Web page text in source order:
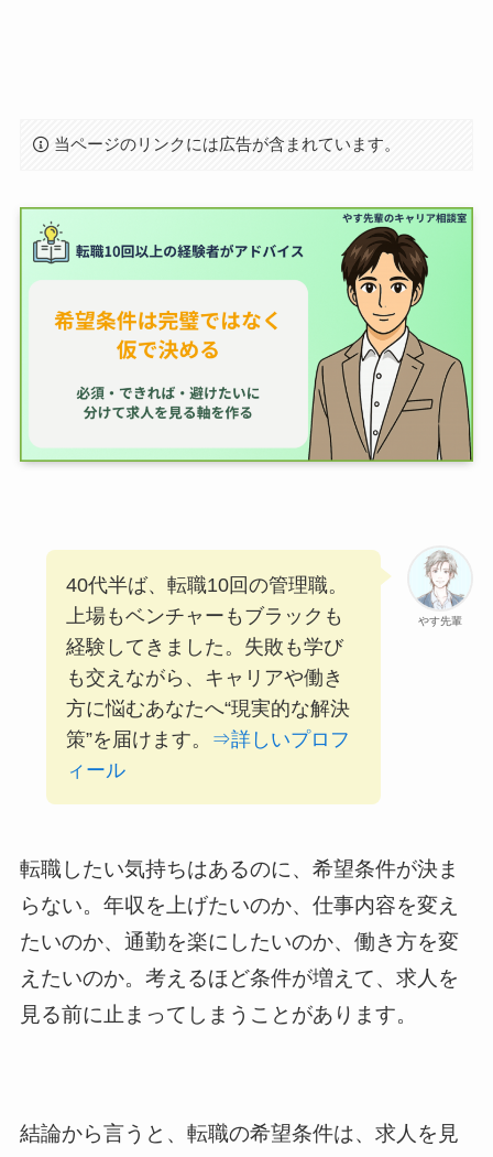
当ページのリンクには広告が含まれています。
やす先輩
40代半ば、転職10回の管理職。
上場もベンチャーもブラックも
経験してきました。失敗も学び
も交えながら、キャリアや働き
方に悩むあなたへ“現実的な解決
策”を届けます。
⇒詳しいプロフ
ィール
転職したい気持ちはあるのに、希望条件が決ま
らない。年収を上げたいのか、仕事内容を変え
たいのか、通勤を楽にしたいのか、働き方を変
えたいのか。考えるほど条件が増えて、求人を
見る前に止まってしまうことがあります。
結論から言うと、転職の希望条件は、求人を見